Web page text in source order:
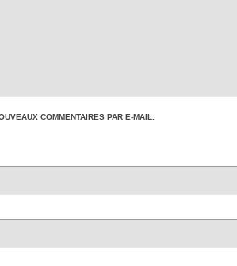
COMMENTAIRES PAR E-MAIL.